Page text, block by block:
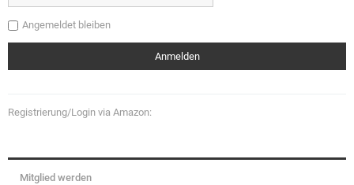
Angemeldet bleiben
Registrierung/Login via Amazon:
Mitglied werden